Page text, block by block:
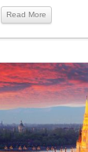
Read More